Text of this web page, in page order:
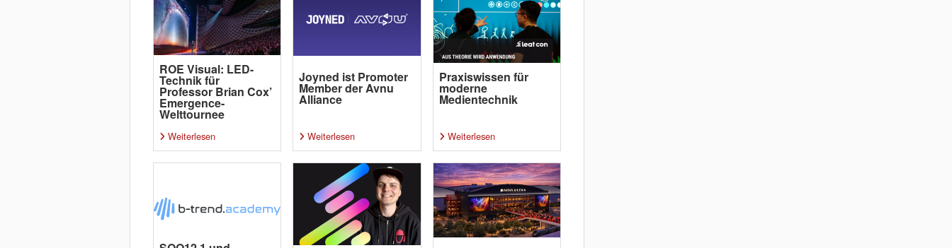
ROE Visual: LED-
Technik für
Professor Brian Cox’
Emergence-
Welttournee
Weiterlesen
Joyned ist Promoter
Member der Avnu
Alliance
Weiterlesen
Praxiswissen für
moderne
Medientechnik
Weiterlesen